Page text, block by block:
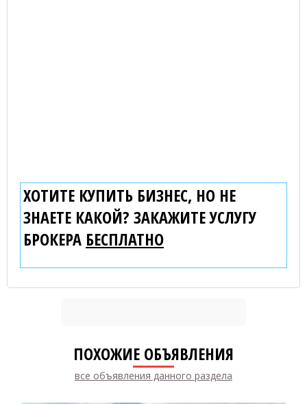
ХОТИТЕ КУПИТЬ БИЗНЕС, НО НЕ
ЗНАЕТЕ КАКОЙ? ЗАКАЖИТЕ УСЛУГУ
БРОКЕРА БЕСПЛАТНО
ПОХОЖИЕ ОБЪЯВЛЕНИЯ
все объявления данного раздела